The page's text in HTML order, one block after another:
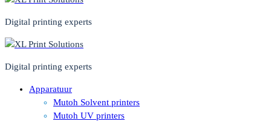
Digital printing experts
Digital printing experts
Apparatuur
Mutoh Solvent printers
Mutoh UV printers